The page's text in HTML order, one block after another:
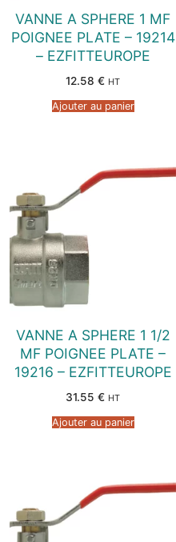
VANNE A SPHERE 1 MF
POIGNEE PLATE – 19214
– EZFITTEUROPE
12.58 € HT
Ajouter au panier
VANNE A SPHERE 1 1/2
MF POIGNEE PLATE –
19216 – EZFITTEUROPE
31.55 € HT
Ajouter au panier